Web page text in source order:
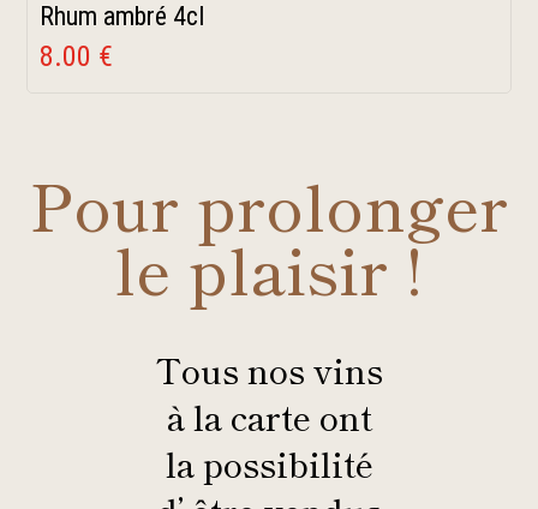
Rhum ambré 4cl
8.00 €
Pour prolonger
le plaisir !
Tous nos vins
à la carte ont
la possibilité